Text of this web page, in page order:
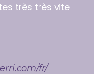
très très vite
fr/